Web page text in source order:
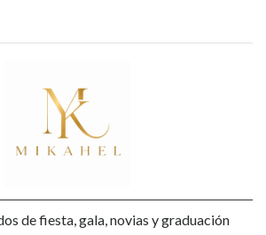
de fiesta, gala, novias y graduación